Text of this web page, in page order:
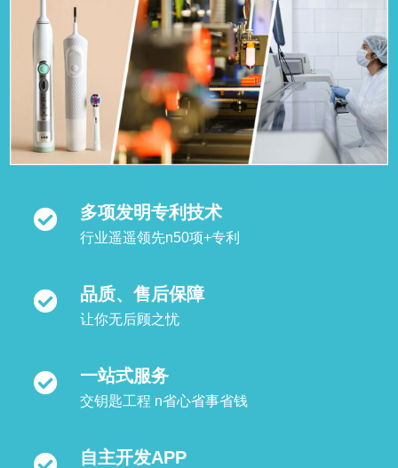
多项发明专利技术
行业遥遥领先n50项+专利
品质、售后保障
让你无后顾之忧
一站式服务
交钥匙工程 n省心省事省钱
自主开发APP